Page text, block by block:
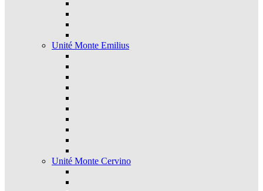
Unité Monte Emilius
Unité Monte Cervino